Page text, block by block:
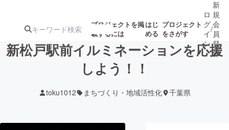
プロジェクトを掲
載するには
はじ
める
プロジェクト
をさがす
ターン
ジェクト
募集終了が近いプ
ロジェクト
されます
ロ
グ
イ
ン
/
新
規
会
員
登
録
新松戸駅前イルミネーションを応援
しよう！！
toku1012 まちづくり・地域活性化 千葉県